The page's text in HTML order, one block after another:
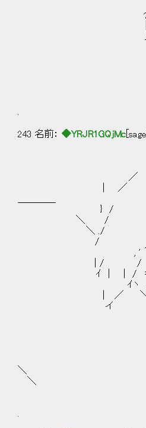
γ ￣￣￣￣￣￣
｜ なぁ…私
乂＿＿＿＿＿＿
243 名前： ◆YRJR1GQjMc
／
|
＿＿＿
} / / /
＼ / /／
＼ ./
/ |_ .. -
, ' ´| ／
| / / |≠＿
ｲ | | / 彳し::::::
ｲヽ 以:::::::さ
| ／ ＼
イ
',
,_、 ´ γ´￣￣
＼ / ＜ お前
＞ / /ゝ＿＿
｀ -
＼ |/
＼ |